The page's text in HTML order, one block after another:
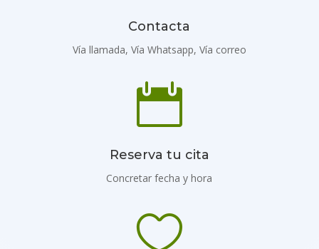
Contacta
Vía llamada, Vía Whatsapp, Vía correo

Reserva tu cita
Concretar fecha y hora
